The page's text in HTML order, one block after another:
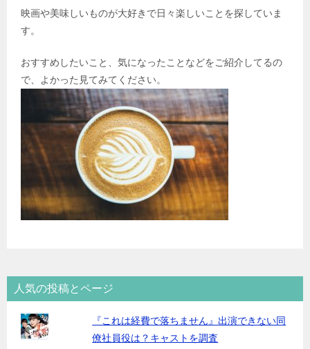
映画や美味しいものが大好きで日々楽しいことを探していま
す。
おすすめしたいこと、気になったことなどをご紹介してるの
で、よかった見てみてください。
人気の投稿とページ
『これは経費で落ちません』出演できない同
僚社員役は？キャストを調査